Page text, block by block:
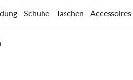
Schuhe Taschen Accessoires